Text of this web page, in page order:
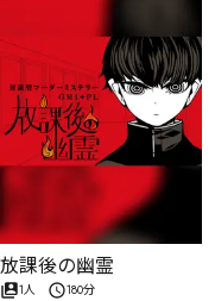
放課後の幽霊
1人 180分